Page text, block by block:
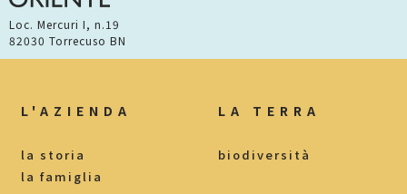
Loc. Mercuri I, n.19
82030 Torrecuso BN
L'AZIENDA
la storia
la famiglia
LA TERRA
biodiversità